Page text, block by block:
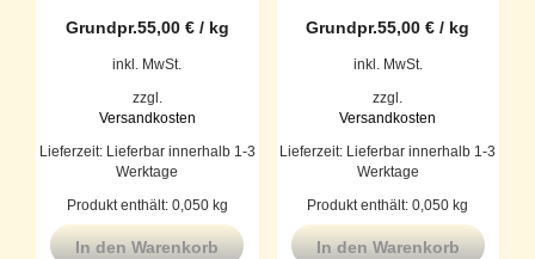
Grundpr.55,00 €/ kg
inkl. MwSt.
zzgl.
Versandkosten
Lieferzeit:
Lieferbar innerhalb 1-3
Werktage
Produkt enthält: 0,050 kg
In den Warenkorb
Grundpr.55,00€ / kg
inkl. MwSt.
zzgl.
Versandkosten
Lieferzeit:
Lieferbar innerhalb 1-3
Werktage
Produkt enthält: 0,050 kg
In den Warenkorb